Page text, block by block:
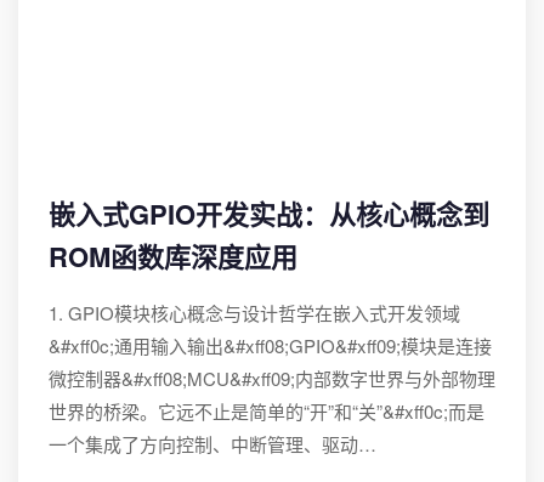
嵌入式GPIO开发实战：从核心概念到
ROM函数库深度应用
1. GPIO模块核心概念与设计哲学在嵌入式开发领域
&#xff0c;通用输入输出&#xff08;GPIO&#xff09;模块是连接
微控制器&#xff08;MCU&#xff09;内部数字世界与外部物理
世界的桥梁。它远不止是简单的“开”和“关”&#xff0c;而是
一个集成了方向控制、中断管理、驱动…